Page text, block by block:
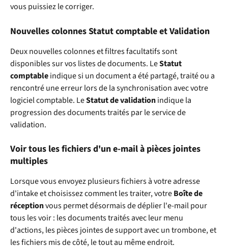
vous puissiez le corriger.
Nouvelles colonnes Statut comptable et Validation
Deux nouvelles colonnes et filtres facultatifs sont
disponibles sur vos listes de documents. Le Statut
comptable indique si un document a été partagé, traité ou a
rencontré une erreur lors de la synchronisation avec votre
logiciel comptable. Le Statut de validation indique la
progression des documents traités par le service de
validation.
Voir tous les fichiers d'un e-mail à pièces jointes
multiples
Lorsque vous envoyez plusieurs fichiers à votre adresse
d'intake et choisissez comment les traiter, votre Boîte de
réception vous permet désormais de déplier l'e-mail pour
tous les voir : les documents traités avec leur menu
d'actions, les pièces jointes de support avec un trombone, et
les fichiers mis de côté, le tout au même endroit.